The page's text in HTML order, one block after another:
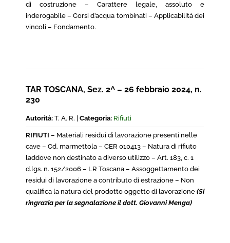
di costruzione – Carattere legale, assoluto e
inderogabile – Corsi d’acqua tombinati – Applicabilità dei
vincoli – Fondamento.
TAR TOSCANA, Sez. 2^ – 26 febbraio 2024, n.
230
Autorità: T. A. R. | Categoria: Rifiuti
RIFIUTI – Materiali residui di lavorazione presenti nelle
cave – Cd. marmettola – CER 010413 – Natura di rifiuto
laddove non destinato a diverso utilizzo – Art. 183, c. 1
d.lgs. n. 152/2006 – LR Toscana – Assoggettamento dei
residui di lavorazione a contributo di estrazione – Non
qualifica la natura del prodotto oggetto di lavorazione (Si
ringrazia per la segnalazione il dott. Giovanni Menga)